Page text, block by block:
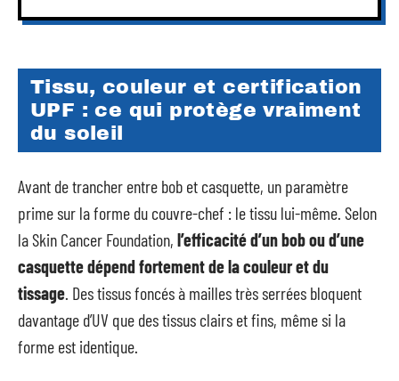
Tissu, couleur et certification
UPF : ce qui protège vraiment
du soleil
Avant de trancher entre bob et casquette, un paramètre
prime sur la forme du couvre-chef : le tissu lui-même. Selon
la Skin Cancer Foundation, l’efficacité d’un bob ou d’une
casquette dépend fortement de la couleur et du
tissage . Des tissus foncés à mailles très serrées bloquent
davantage d’UV que des tissus clairs et fins, même si la
forme est identique.